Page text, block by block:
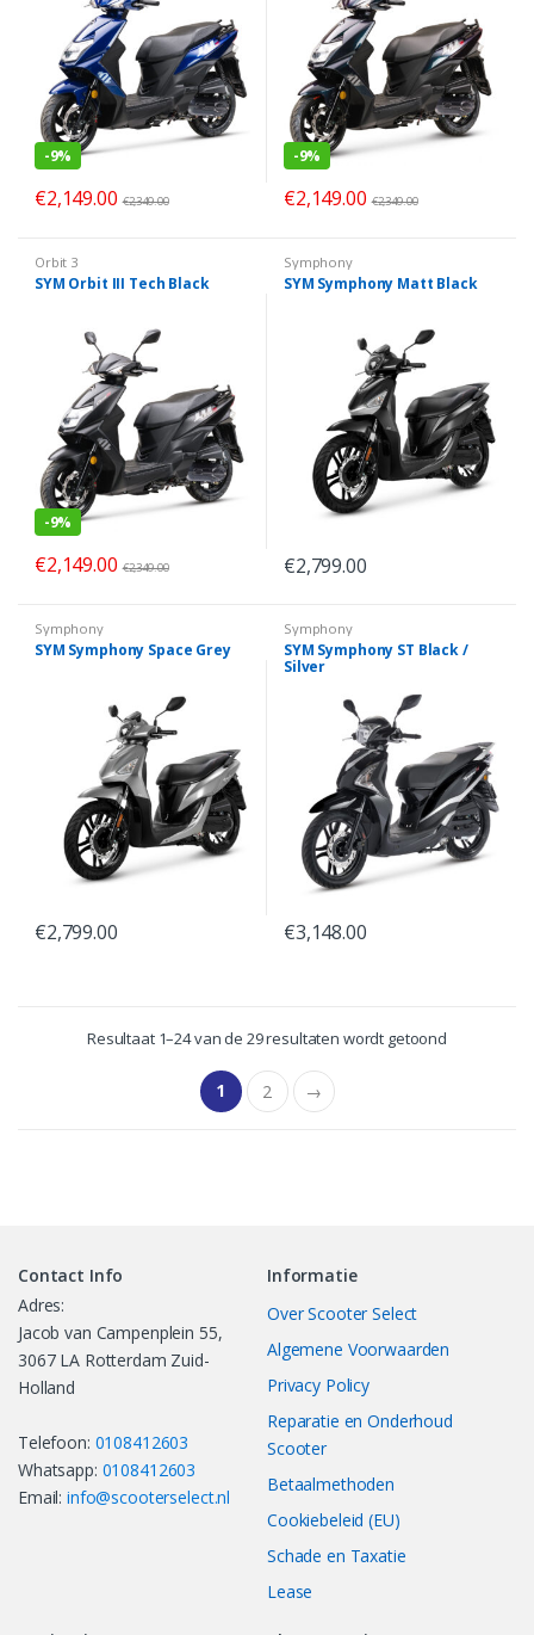
-9%
€2,149.00 €2,349.00
-9%
€2,149.00 €2,349.00
Orbit 3
SYM Orbit III Tech Black
-9%
€2,149.00 €2,349.00
Symphony
SYM Symphony Matt Black
€2,799.00
Symphony
SYM Symphony Space Grey
€2,799.00
Symphony
SYM Symphony ST Black /
Silver
€3,148.00
Resultaat 1–24 van de 29 resultaten wordt getoond
1 2 →
Contact Info
Adres:
Jacob van Campenplein 55,
3067 LA Rotterdam Zuid-
Holland
Telefoon: 0108412603
Whatsapp: 0108412603
Email:info@scooterselect.nl
Informatie
Over Scooter Select
Algemene Voorwaarden
Privacy Policy
Reparatie en Onderhoud
Scooter
Betaalmethoden
Cookiebeleid (EU)
Schade en Taxatie
Lease